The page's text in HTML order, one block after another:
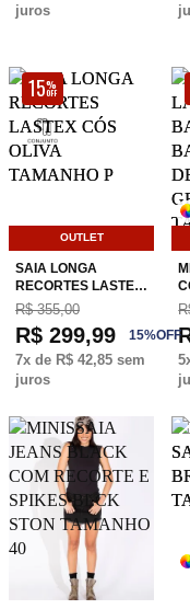
juros
15%
OFF
OUTLET
SAIA LONGA
RECORTES LASTE…
R$ 355,00
R$ 299,99 15%OFF
7x de R$ 42,85 sem
juros
5